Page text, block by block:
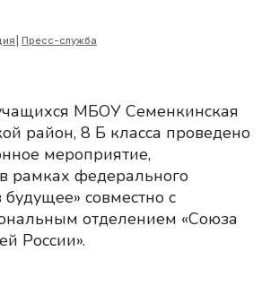
Пресс-служба
МБОУ Семенкинская
район, 8 Б класса проведено
мероприятие,
рамках федерального
совместно с
отделением «Союза
России».